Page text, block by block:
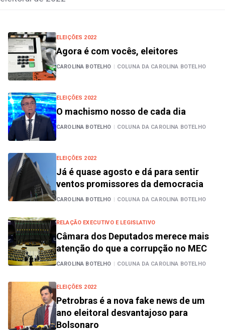
ELEIÇÕES 2022
Agora é com vocês, eleitores
CAROLINA BOTELHO | COLUNA DA CAROLINA BOTELHO
ELEIÇÕES 2022
O machismo nosso de cada dia
CAROLINA BOTELHO | COLUNA DA CAROLINA BOTELHO
ELEIÇÕES 2022
Já é quase agosto e dá para sentir
ventos promissores da democracia
CAROLINA BOTELHO | COLUNA DA CAROLINA BOTELHO
RELAÇÃO EXECUTIVO E LEGISLATIVO
Câmara dos Deputados merece mais
atenção do que a corrupção no MEC
CAROLINA BOTELHO | COLUNA DA CAROLINA BOTELHO
ELEIÇÕES 2022
Petrobras é a nova fake news de um
ano eleitoral desvantajoso para
Bolsonaro